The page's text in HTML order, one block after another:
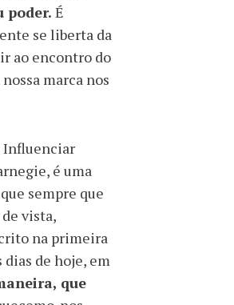
poder. É
se liberta da
ao encontro do
marca nos
Influenciar
é uma
sempre que
vista,
na primeira
dias de hoje, em
que